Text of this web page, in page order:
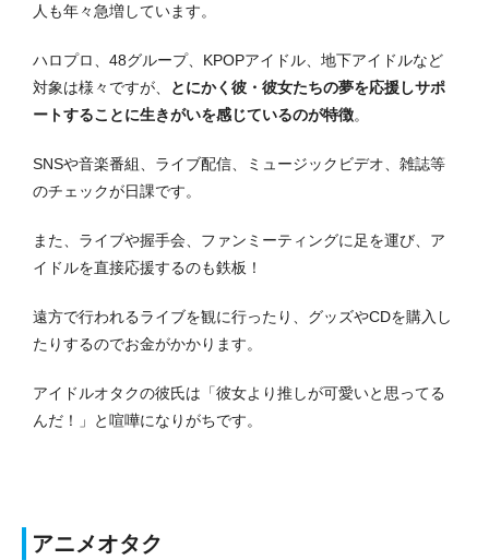
人も年々急増しています。
ハロプロ、48グループ、KPOPアイドル、地下アイドルなど
対象は様々ですが、
とにかく彼・彼女たちの夢を応援しサポ
ートすることに生きがいを感じているのが特徴。
SNSや音楽番組、ライブ配信、ミュージックビデオ、雑誌等
のチェックが日課です。
また、ライブや握手会、ファンミーティングに足を運び、ア
イドルを直接応援するのも鉄板！
遠方で行われるライブを観に行ったり、グッズやCDを購入し
たりするのでお金がかかります。
アイドルオタクの彼氏は「彼女より推しが可愛いと思ってる
んだ！」と喧嘩になりがちです。
アニメオタク